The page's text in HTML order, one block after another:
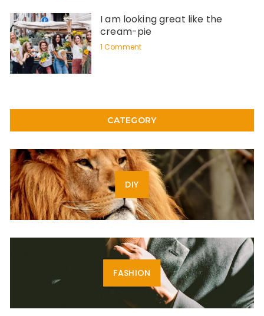
I am looking great like the
cream-pie
1 Comment
CATEGORY
DIY
FASHION